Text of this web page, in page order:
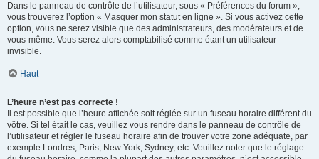
Dans le panneau de contrôle de l’utilisateur, sous « Préférences du forum »,
vous trouverez l’option « Masquer mon statut en ligne ». Si vous activez cette
option, vous ne serez visible que des administrateurs, des modérateurs et de
vous-même. Vous serez alors comptabilisé comme étant un utilisateur
invisible.
Haut
L’heure n’est pas correcte !
Il est possible que l’heure affichée soit réglée sur un fuseau horaire différent du
vôtre. Si tel était le cas, veuillez vous rendre dans le panneau de contrôle de
l’utilisateur et régler le fuseau horaire afin de trouver votre zone adéquate, par
exemple Londres, Paris, New York, Sydney, etc. Veuillez noter que le réglage